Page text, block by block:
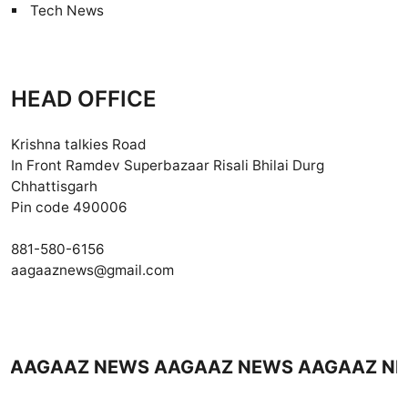
Tech News
HEAD OFFICE
Krishna talkies Road
In Front Ramdev Superbazaar Risali Bhilai Durg
Chhattisgarh
Pin code 490006
881-580-6156
aagaaznews@gmail.com
NEWS AAGAAZ NEWS AAGAAZ NEWS